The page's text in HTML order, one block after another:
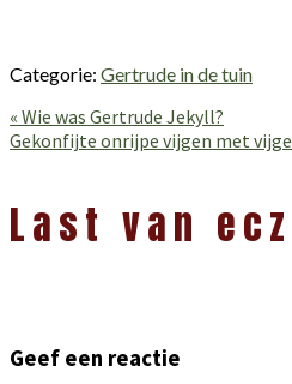
Categorie: Gertrude in de tuin
Vorig
bericht:
« Wie was Gertrude Jekyll?
Volgend
Gekonfijte onrijpe vijgen met
Interacties
Last van
Geef een reactie